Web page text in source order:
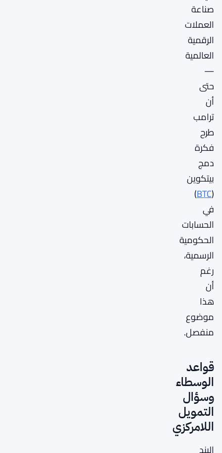
صناعة
العملات
الرقمية
العالمية
—
حتى
أن
ترامب
طرح
فكرة
دمج
بيتكوين
(
BTC
)
في
الحسابات
الحكومية
الرسمية،
رغم
أن
هذا
موضوع
منفصل.
قواعد
الوسطاء
وسؤال
التمويل
اللامركزي
البند